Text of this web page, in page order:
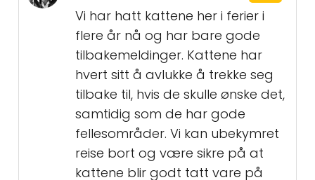
Vi har hatt kattene her i ferier i
flere år nå og har bare gode
tilbakemeldinger. Kattene har
hvert sitt å avlukke å trekke seg
tilbake til, hvis de skulle ønske det,
samtidig som de har gode
fellesområder. Vi kan ubekymret
reise bort og være sikre på at
kattene blir godt tatt vare på